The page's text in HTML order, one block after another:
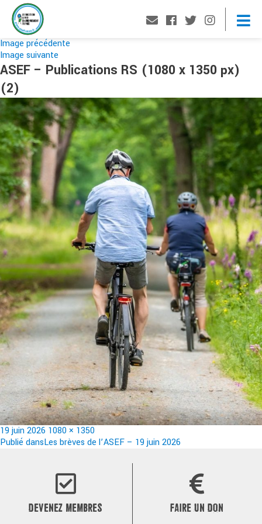
Image précédente
Image suivante
ASEF – Publications RS (1080 x 1350 px)
(2)
Publié
le
19 juin 2026 Taille
réelle
1080 × 1350
Navigation
Publié dansLes brèves de l’ASEF – 19 juin 2026
DEVENEZ MEMBRES FAIRE UN DON